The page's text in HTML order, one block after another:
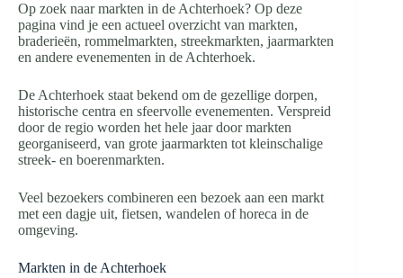
Op zoek naar markten in de Achterhoek? Op deze
pagina vind je een actueel overzicht van markten,
braderieën, rommelmarkten, streekmarkten, jaarmarkten
en andere evenementen in de Achterhoek.
De Achterhoek staat bekend om de gezellige dorpen,
historische centra en sfeervolle evenementen. Verspreid
door de regio worden het hele jaar door markten
georganiseerd, van grote jaarmarkten tot kleinschalige
streek- en boerenmarkten.
Veel bezoekers combineren een bezoek aan een markt
met een dagje uit, fietsen, wandelen of horeca in de
omgeving.
Markten in de Achterhoek